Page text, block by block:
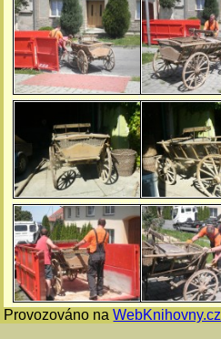
Provozováno naWebKnihovny.cz